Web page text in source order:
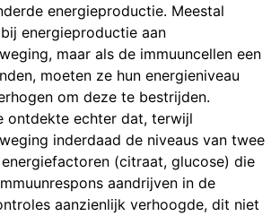
energieproductie. Meestal
energieproductie aan
maar als de immuuncellen een
moeten ze hun energieniveau
om deze te bestrijden.
ontdekte echter dat, terwijl
inderdaad de niveaus van twee
(citraat, glucose) die
aandrijven in de
aanzienlijk verhoogde, dit niet